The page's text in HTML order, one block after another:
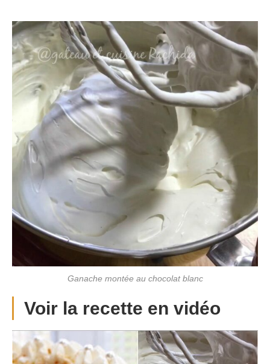
Ganache montée au chocolat blanc
Voir la recette en vidéo